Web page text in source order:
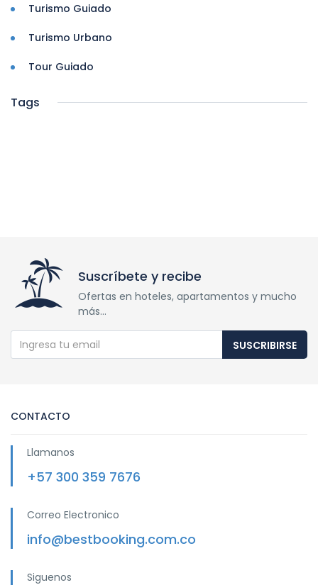
Turismo Guiado
Turismo Urbano
Tour Guiado
Tags
Suscríbete y recibe
Ofertas en hoteles, apartamentos y mucho
más...
SUSCRIBIRSE
CONTACTO
Llamanos
+57 300 359 7676
Correo Electronico
info@bestbooking.com.co
Siguenos